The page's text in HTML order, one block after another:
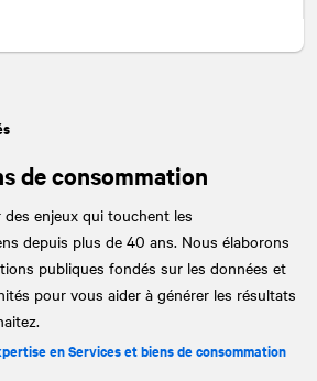
de consommation
enjeux qui touchent les
depuis plus de 40 ans. Nous élaborons
publiques fondés sur les données et
pour vous aider à générer les résultats
en Services et biens de consommation